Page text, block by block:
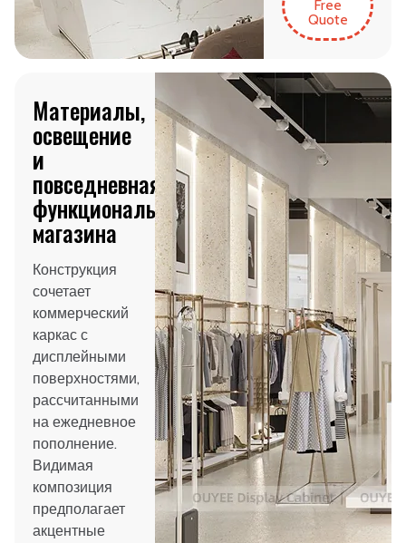
Free
Quote
Материалы,
освещение
и
повседневная
функциональность
магазина
Конструкция
сочетает
коммерческий
каркас с
дисплейными
поверхностями,
рассчитанными
на ежедневное
пополнение.
Видимая
композиция
предполагает
акцентные